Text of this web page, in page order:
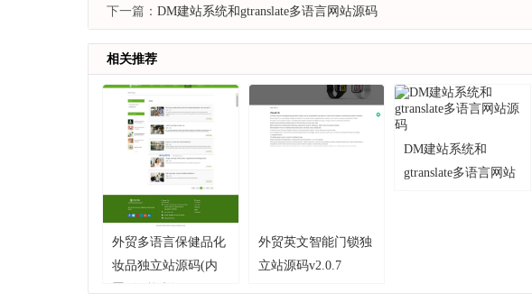
下一篇： DM建站系统和gtranslate多语言网站源码
相关推荐
外贸多语言保健品化
妆品独立站源码(内
外贸英文智能门锁独
立站源码v2.0.7
DM建站系统和
gtranslate多语言网站